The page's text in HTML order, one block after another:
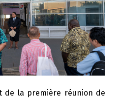
de la première réunion de